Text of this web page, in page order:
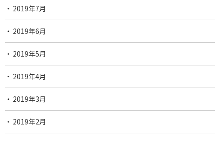
2019年7月
2019年6月
2019年5月
2019年4月
2019年3月
2019年2月